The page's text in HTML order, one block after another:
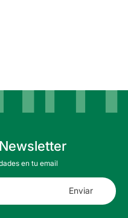
en tu email
Enviar